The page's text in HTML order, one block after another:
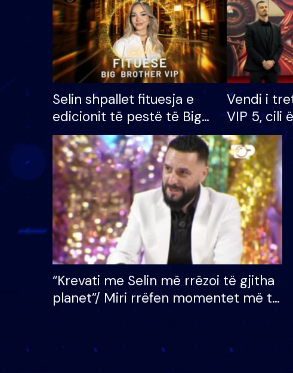
Selin shpallet fituesja e
edicionit të pestë të Big
Brother VIP, rrëmben
çmimin e madh prej 100
mijë eurosh
Vendi i
VIP 5, cili
radhës që
“Krevati me Selin më rrëzoi të gjitha
planet”/ Miri rrëfen momentet më të
bukura në shtëpinë e BB VIP: Do më